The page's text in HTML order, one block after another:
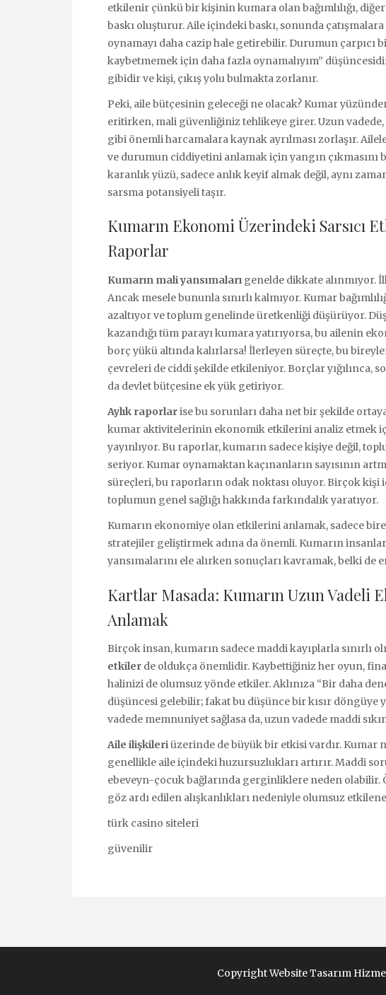
etkilenir çünkü bir kişinin kumara olan bağımlılığı,
baskı oluşturur. Aile içindeki baskı, sonunda
oynamayı daha cazip hale getirebilir. Durumun çarpıcı
kaybetmemek için daha fazla oynamalıyım”
gibidir ve kişi, çıkış yolu bulmakta zorlanır.
Peki, aile bütçesinin geleceği ne olacak? Kumar
eritirken, mali güvenliğiniz tehlikeye girer. Uzun
gibi önemli harcamalara kaynak ayrılması zorlaşır.
ve durumun ciddiyetini anlamak için yangın çıkmasını
karanlık yüzü, sadece anlık keyif almak değil, aynı
sarsma potansiyeli taşır.
Kumarın Ekonomi Üzerindeki Sarsıcı
Raporlar
Kumarın mali yansımaları genelde dikkate alınmıyor.
Ancak mesele bununla sınırlı kalmıyor. Kumar
azaltıyor ve toplum genelinde üretkenliği düşürüyor.
kazandığı tüm parayı kumara yatırıyorsa, bu ailenin
borç yükü altında kalırlarsa! İlerleyen süreçte, bu
çevreleri de ciddi şekilde etkileniyor. Borçlar yığılınca,
da devlet bütçesine ek yük getiriyor.
Aylık raporlarise bu sorunları daha net bir şekilde
kumar aktivitelerinin ekonomik etkilerini analiz etmek
yayınlıyor. Bu raporlar, kumarın sadece kişiye değil,
seriyor. Kumar oynamaktan kaçınanların sayısının
süreçleri, bu raporların odak noktası oluyor. Birçok kişi
toplumun genel sağlığı hakkında farkındalık yaratıyor.
Kumarın ekonomiye olan etkilerini anlamak, sadece
stratejiler geliştirmek adına da önemli. Kumarın
yansımalarını ele alırken sonuçları kavramak, belki de
Kartlar Masada: Kumarın Uzun Vadeli
Anlamak
Birçok insan, kumarın sadece maddi kayıplarla sınırlı
etkiler de oldukça önemlidir. Kaybettiğiniz her oyun,
halinizi de olumsuz yönde etkiler. Aklınıza “Bir daha
düşüncesi gelebilir; fakat bu düşünce bir kısır döngüye
vadede memnuniyet sağlasa da, uzun vadede maddi
Aile ilişkileriüzerinde de büyük bir etkisi vardır. Kumar
genellikle aile içindeki huzursuzlukları artırır. Maddi
ebeveyn-çocuk bağlarında gerginliklere neden olabilir.
göz ardı edilen alışkanlıkları nedeniyle olumsuz
türk casino siteleri
güvenilir
Copyright Website Tasarım